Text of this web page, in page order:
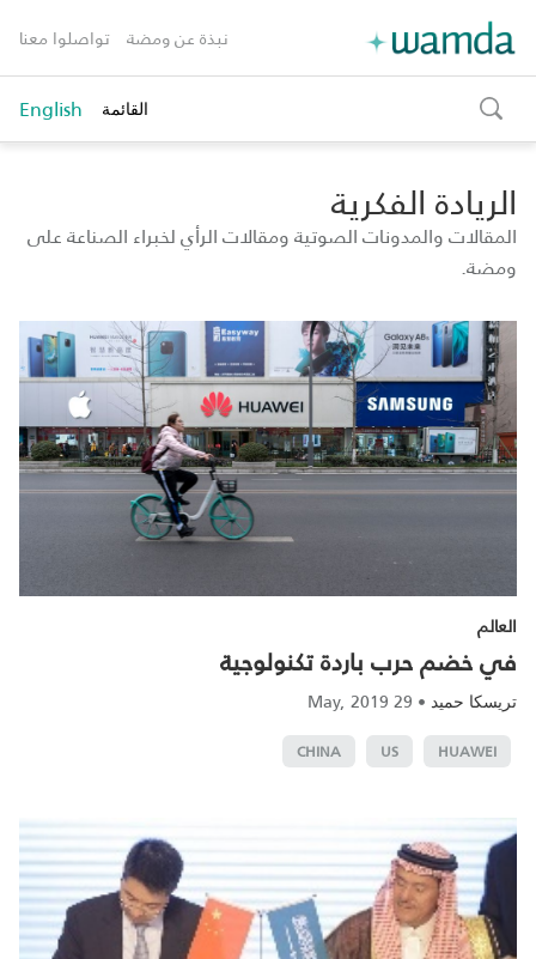
نبذة عن ومضة تواصلوا معنا
toggle
search
القائمة English
الريادة الفكرية
المقالات والمدونات الصوتية ومقالات الرأي لخبراء الصناعة على
ومضة.
العالم
في خضم حرب باردة تكنولوجية
تريسكا حميد •
29 May, 2019
HUAWEI
US
CHINA